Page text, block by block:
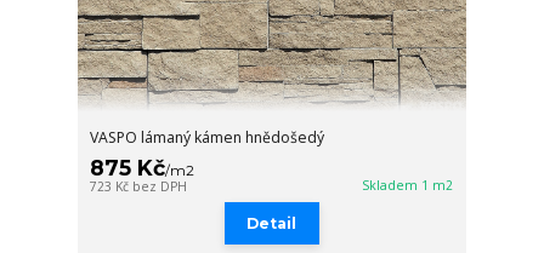
VASPO lámaný kámen hnědošedý
875 Kč/m2
723 Kč bez DPH Skladem 1 m2
Detail